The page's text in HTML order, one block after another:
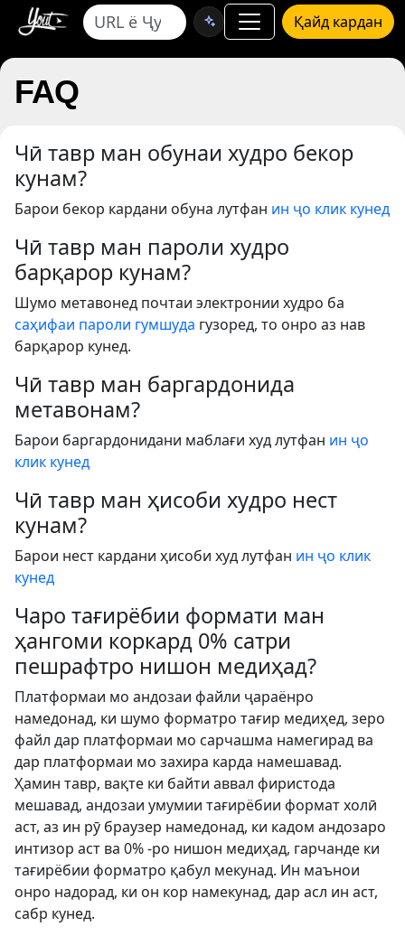
Қайд кардан
FAQ
Чӣ тавр ман обунаи худро бекор
кунам?
Барои бекор кардани обуна лутфан ин ҷо клик кунед
Чӣ тавр ман пароли худро
барқарор кунам?
Шумо метавонед почтаи электронии худро ба
саҳифаи пароли гумшуда гузоред, то онро аз нав
барқарор кунед.
Чӣ тавр ман баргардонида
метавонам?
Барои баргардонидани маблағи худ лутфан ин ҷо
клик кунед
Чӣ тавр ман ҳисоби худро нест
кунам?
Барои нест кардани ҳисоби худ лутфан ин ҷо клик
кунед
Чаро тағирёбии формати ман
ҳангоми коркард 0% сатри
пешрафтро нишон медиҳад?
Платформаи мо андозаи файли ҷараёнро
намедонад, ки шумо форматро тағир медиҳед, зеро
файл дар платформаи мо сарчашма намегирад ва
дар платформаи мо захира карда намешавад.
Ҳамин тавр, вақте ки байти аввал фиристода
мешавад, андозаи умумии тағирёбии формат холӣ
аст, аз ин рӯ браузер намедонад, ки кадом андозаро
интизор аст ва 0% -ро нишон медиҳад, гарчанде ки
тағирёбии форматро қабул мекунад. Ин маънои
онро надорад, ки он кор намекунад, дар асл ин аст,
сабр кунед.